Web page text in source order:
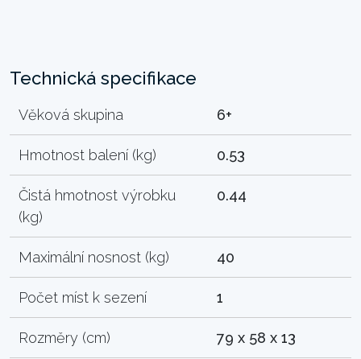
Technická specifikace
Věková skupina 6+
Hmotnost balení (kg) 0.53
Čistá hmotnost výrobku
(kg)
0.44
Maximální nosnost (kg) 40
Počet míst k sezení 1
Rozměry (cm) 79 x 58 x 13